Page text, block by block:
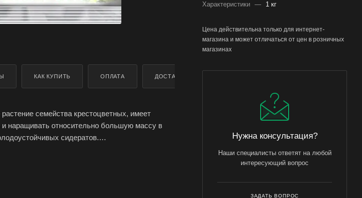
КАК КУПИТЬ ОПЛАТА ДОСТАВКА
семейства крестоцветных, имеет
наращивать относительно большую массу в
сидератов.
чем навоз. После разложения в почве ее
Характеристики — 1 кг
Цена действительна только для интернет-
магазина и может отличаться от цен в розничных
магазинах
Нужна консультация?
Наши специалисты ответят на любой
интересующий вопрос
ЗАДАТЬ ВОПРОС